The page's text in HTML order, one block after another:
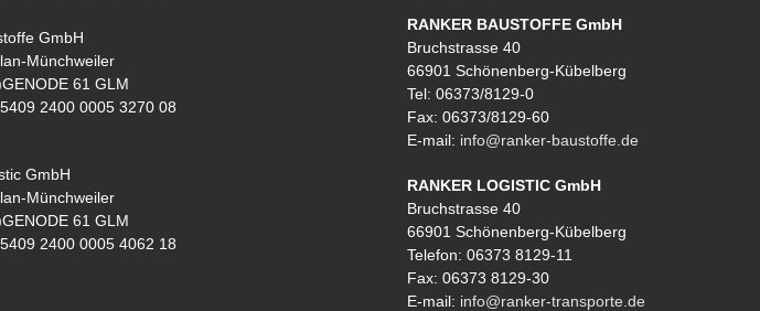
GmbH
Münchweiler
61 GLM
2400 0005 3270 08
GmbH
Münchweiler
61 GLM
2400 0005 4062 18
RANKER BAUSTOFFE GmbH
Bruchstrasse 40
66901 Schönenberg-Kübelberg
Tel: 06373/8129-0
Fax: 06373/8129-60
E-mail: info@ranker-baustoffe.de
RANKER LOGISTIC GmbH
Bruchstrasse 40
66901 Schönenberg-Kübelberg
Telefon: 06373 8129-11
Fax: 06373 8129-30
E-mail: info@ranker-transporte.de​​​​​​​